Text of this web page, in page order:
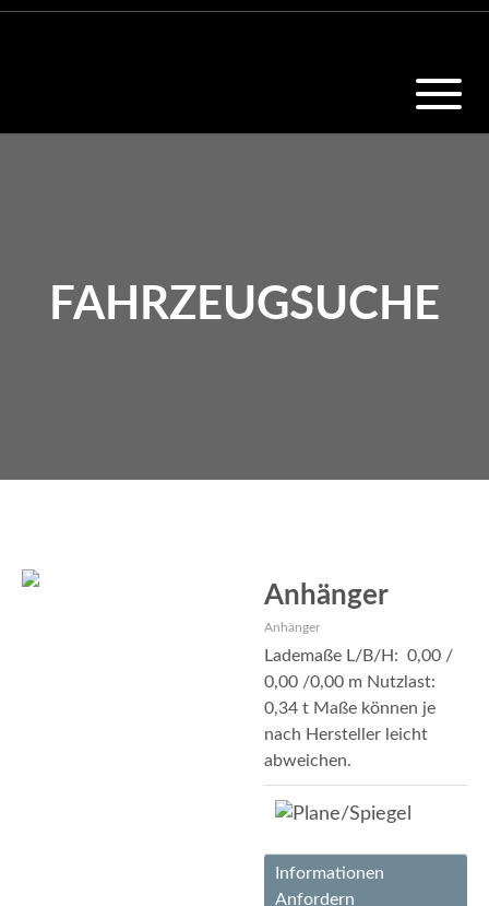
FAHRZEUGSUCHE
Anhänger
Anhänger
Lademaße L/B/H: 0,00 /
0,00 /0,00 m Nutzlast:
0,34 t Maße können je
nach Hersteller leicht
abweichen.
Informationen
Anfordern